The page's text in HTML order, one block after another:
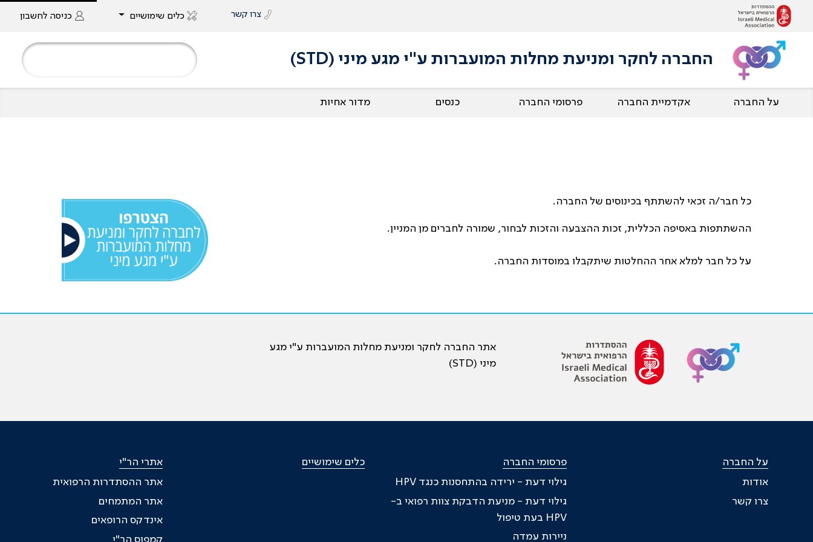
צרו קשר כלים שימושיים כניסה לחשבון
החברה לחקר ומניעת מחלות המועברות ע"י מגע מיני (STD)
על החברה אקדמיית החברה פרסומי החברה כנסים מדור אחיות
כל חבר/ה זכאי להשתתף בכינוסים של החברה.
ההשתתפות באסיפה הכללית, זכות ההצבעה והזכות לבחור, שמורה לחברים מן המניין.
על כל חבר למלא אחר ההחלטות שיתקבלו במוסדות החברה.
אתר החברה לחקר ומניעת מחלות המועברות ע"י מגע
מיני (STD)
על החברה
אודות
צרו קשר
פרסומי החברה
גילוי דעת - ירידה בהתחסנות כנגד HPV
גילוי דעת - מניעת הדבקת צוות רפואי ב-
HPV בעת טיפול
ניירות עמדה
כלים שימושיים
אתרי הר"י
אתר ההסתדרות הרפואית
אתר המתמחים
אינדקס הרופאים
קמפוס הר"י